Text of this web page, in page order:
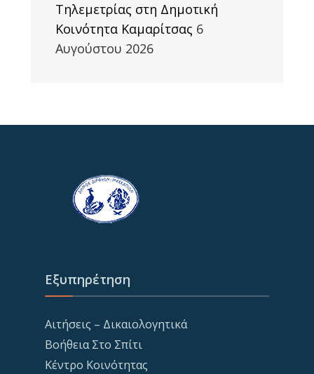
Τηλεμετρίας στη Δημοτική
Κοινότητα Καμαρίτσας 6
Αυγούστου 2026
Εξυπηρέτηση
Αιτήσεις – Δικαιολογητικά
Βοήθεια Στο Σπίτι
Κέντρο Κοινότητας